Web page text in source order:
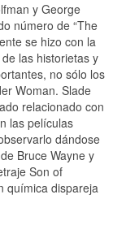
y George
número de “The
se hizo con la
las historietas y
no sólo los
Woman. Slade
relacionado con
las películas
dándose
Bruce Wayne y
Son of
química dispareja